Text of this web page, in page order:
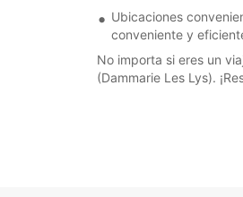
Ubicaciones
conveniente y
No importa si eres un
(Dammarie Les Lys).